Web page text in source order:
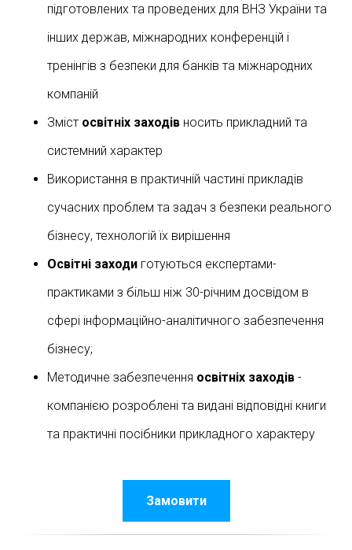
підготовлених та проведених для ВНЗ України та
інших держав, міжнародних конференцій і
тренінгів з безпеки для банків та міжнародних
компаній
Зміст освітніх заходів носить прикладний та
системний характер
Використання в практичній частині прикладів
сучасних проблем та задач з безпеки реального
бізнесу, технологій їх вирішення
Освітні заходи готуються експертами-
практиками з більш ніж 30-річним досвідом в
сфері інформаційно-аналітичного забезпечення
бізнесу;
Методичне забезпечення освітніх заходів -
компанією розроблені та видані відповідні книги
та практичні посібники прикладного характеру
Замовити